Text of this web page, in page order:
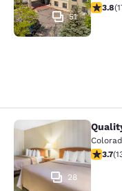
51
3.8(
Quality Inn
28
3.7(